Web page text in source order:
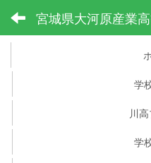
宮城県大河原産業
学
川
学